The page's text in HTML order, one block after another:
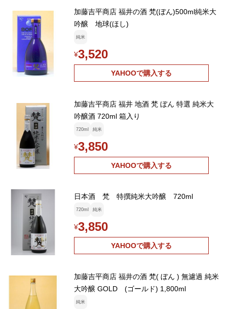
加藤吉平商店 福井の酒 梵(ぼん)500ml純米大
吟醸 地球(ほし)
純米
¥3,520
YAHOOで購入する
加藤吉平商店 福井 地酒 梵 ぼん 特選 純米大
吟醸酒 720ml 箱入り
720ml 純米
¥3,850
YAHOOで購入する
日本酒 梵 特撰純米大吟醸 720ml
720ml 純米
¥3,850
YAHOOで購入する
加藤吉平商店 福井の酒 梵( ぼん ) 無濾過 純米
大吟醸 GOLD (ゴールド) 1,800ml
純米